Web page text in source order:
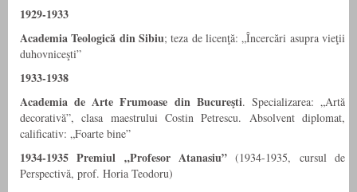
1929-1933
Academia Teologică din Sibiu; teza de licenţă: „Încercări asupra vieţii
duhovniceşti”
1933-1938
Academia de Arte Frumoase din Bucureşti. Specializarea: „Artă
decorativă”, clasa maestrului Costin Petrescu. Absolvent diplomat,
calificativ: „Foarte bine”
1934-1935 Premiul „Profesor Atanasiu” (1934-1935, cursul de
Perspectivă, prof. Horia Teodoru)